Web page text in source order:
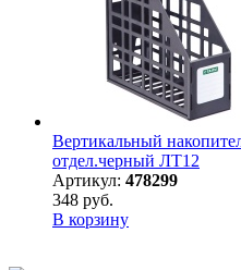
Вертикальный
отдел.черный ЛТ12
Артикул: 478299
348 руб.
В корзину